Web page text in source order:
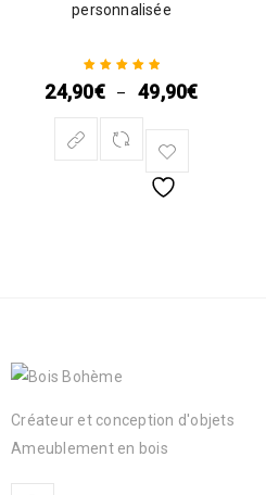
personnalisée
Note 5.00
sur
24,90€ – 49,90€
Créateur et conception d'objets
Ameublement en bois